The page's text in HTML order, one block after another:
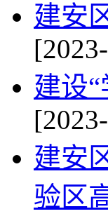
建安
建设
建安
验区